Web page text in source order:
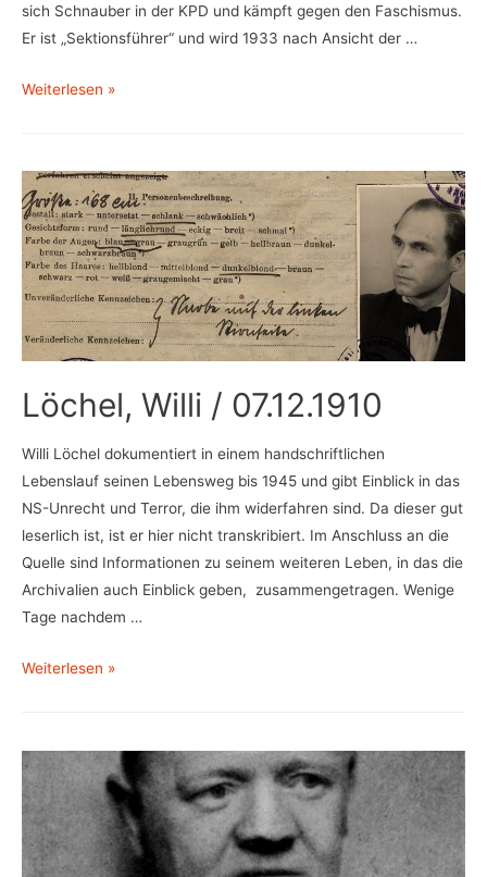
sich Schnauber in der KPD und kämpft gegen den Faschismus.
Er ist „Sektionsführer“ und wird 1933 nach Ansicht der …
Schnauber,
07.10.1904
Weiterlesen »
Löchel, Willi / 07.12.1910
Willi Löchel dokumentiert in einem handschriftlichen
Lebenslauf seinen Lebensweg bis 1945 und gibt Einblick in das
NS-Unrecht und Terror, die ihm widerfahren sind. Da dieser gut
leserlich ist, ist er hier nicht transkribiert. Im Anschluss an die
Quelle sind Informationen zu seinem weiteren Leben, in das die
Archivalien auch Einblick geben, zusammengetragen. Wenige
Tage nachdem …
Löchel,
07.12.1910
Weiterlesen »